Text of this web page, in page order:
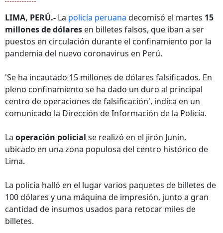
LIMA, PERÚ.- La policía peruana decomisó el martes 15
millones de dólares en billetes falsos, que iban a ser
puestos en circulación durante el confinamiento por la
pandemia del nuevo coronavirus en Perú.
'Se ha incautado 15 millones de dólares falsificados. En
pleno confinamiento se ha dado un duro al principal
centro de operaciones de falsificación', indica en un
comunicado la Dirección de Información de la Policía.
La operación policial se realizó en el jirón Junín,
ubicado en una zona populosa del centro histórico de
Lima.
La policía halló en el lugar varios paquetes de billetes de
100 dólares y una máquina de impresión, junto a gran
cantidad de insumos usados para retocar miles de
billetes.